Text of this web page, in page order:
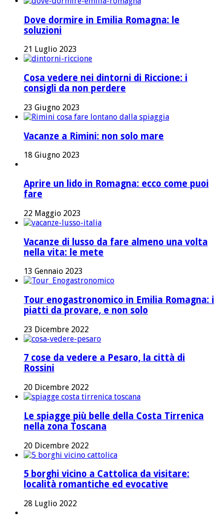
Dove dormire in Emilia Romagna: le
soluzioni
21 Luglio 2023
Cosa vedere nei dintorni di Riccione: i
consigli da non perdere
23 Giugno 2023
Vacanze a Rimini: non solo mare
18 Giugno 2023
Aprire un lido in Romagna: ecco come puoi
fare
22 Maggio 2023
Vacanze di lusso da fare almeno una volta
nella vita: le mete
13 Gennaio 2023
Tour enogastronomico in Emilia Romagna: i
piatti da provare, e non solo
23 Dicembre 2022
7 cose da vedere a Pesaro, la città di
Rossini
20 Dicembre 2022
Le spiagge più belle della Costa Tirrenica
nella zona Toscana
20 Dicembre 2022
5 borghi vicino a Cattolica da visitare:
località romantiche ed evocative
28 Luglio 2022